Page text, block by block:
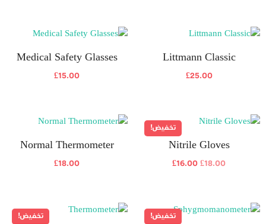
Littmann Classic
£25.00
Medical Safety Glasses
£15.00
تخفيض!
Nitrile Gloves
£18.00
£16.00
Normal Thermometer
£18.00
تخفيض! تخفيض!